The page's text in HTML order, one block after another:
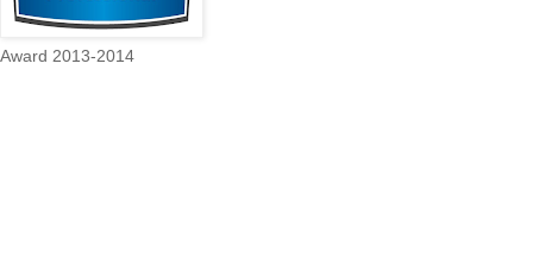
Award 2013-2014